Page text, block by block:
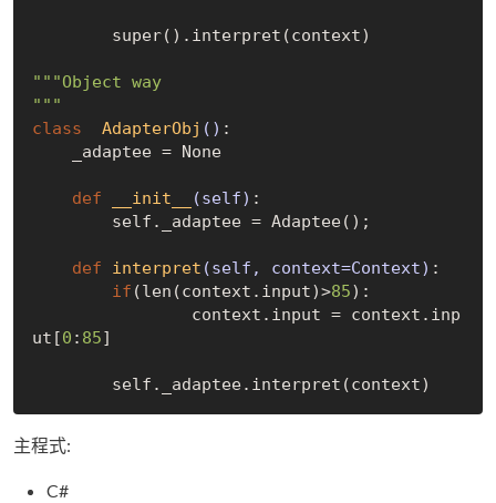
"""Object way
"""
class
AdapterObj () :
    _adaptee =
None
def __init__ (self) :
def interpret (self, context=Context) :
if (len(context.input)>85):
ut[0 : 85]
主程式:
C#